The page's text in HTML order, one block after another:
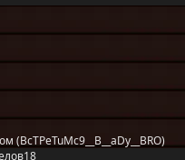
(BcTPeTuMc9__B__aDy__BRO)
18